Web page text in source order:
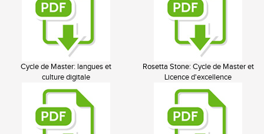
Cycle de Master: langues et
culture digitale
Rosetta Stone: Cycle de Master et
Licence d'excellence